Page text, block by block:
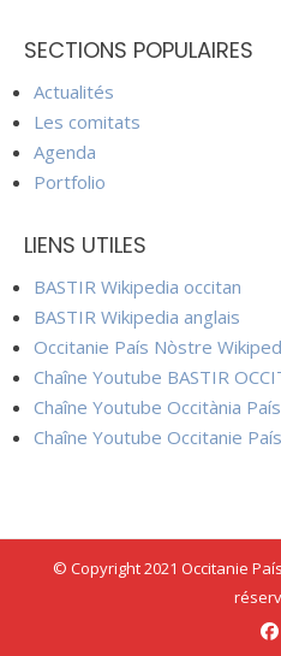
SECTIONS POPULAIRES
Actualités
Les comitats
Agenda
Portfolio
LIENS UTILES
BASTIR Wikipedia occitan
BASTIR Wikipedia anglais
Occitanie País Nòstre
Chaîne Youtube BASTIR
Chaîne Youtube Occitània
Chaîne Youtube Occitanie
© Copyright 2021 Occitanie